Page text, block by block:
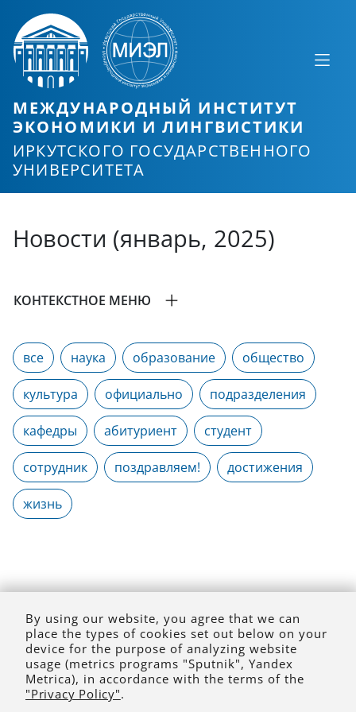
МЕЖДУНАРОДНЫЙ ИНСТИТУТ
ЭКОНОМИКИ И ЛИНГВИСТИКИ
ИРКУТСКОГО ГОСУДАРСТВЕННОГО
УНИВЕРСИТЕТА
Новости (январь, 2025)
КОНТЕКСТНОЕ МЕНЮ
все наука образование общество
культура официально подразделения
кафедры абитуриент студент
сотрудник поздравляем! достижения
жизнь
By using our website, you agree that we can
place the types of cookies set out below on your
device for the purpose of analyzing website
usage (metrics programs "Sputnik", Yandex
Metrica), in accordance with the terms of the
"Privacy Policy".